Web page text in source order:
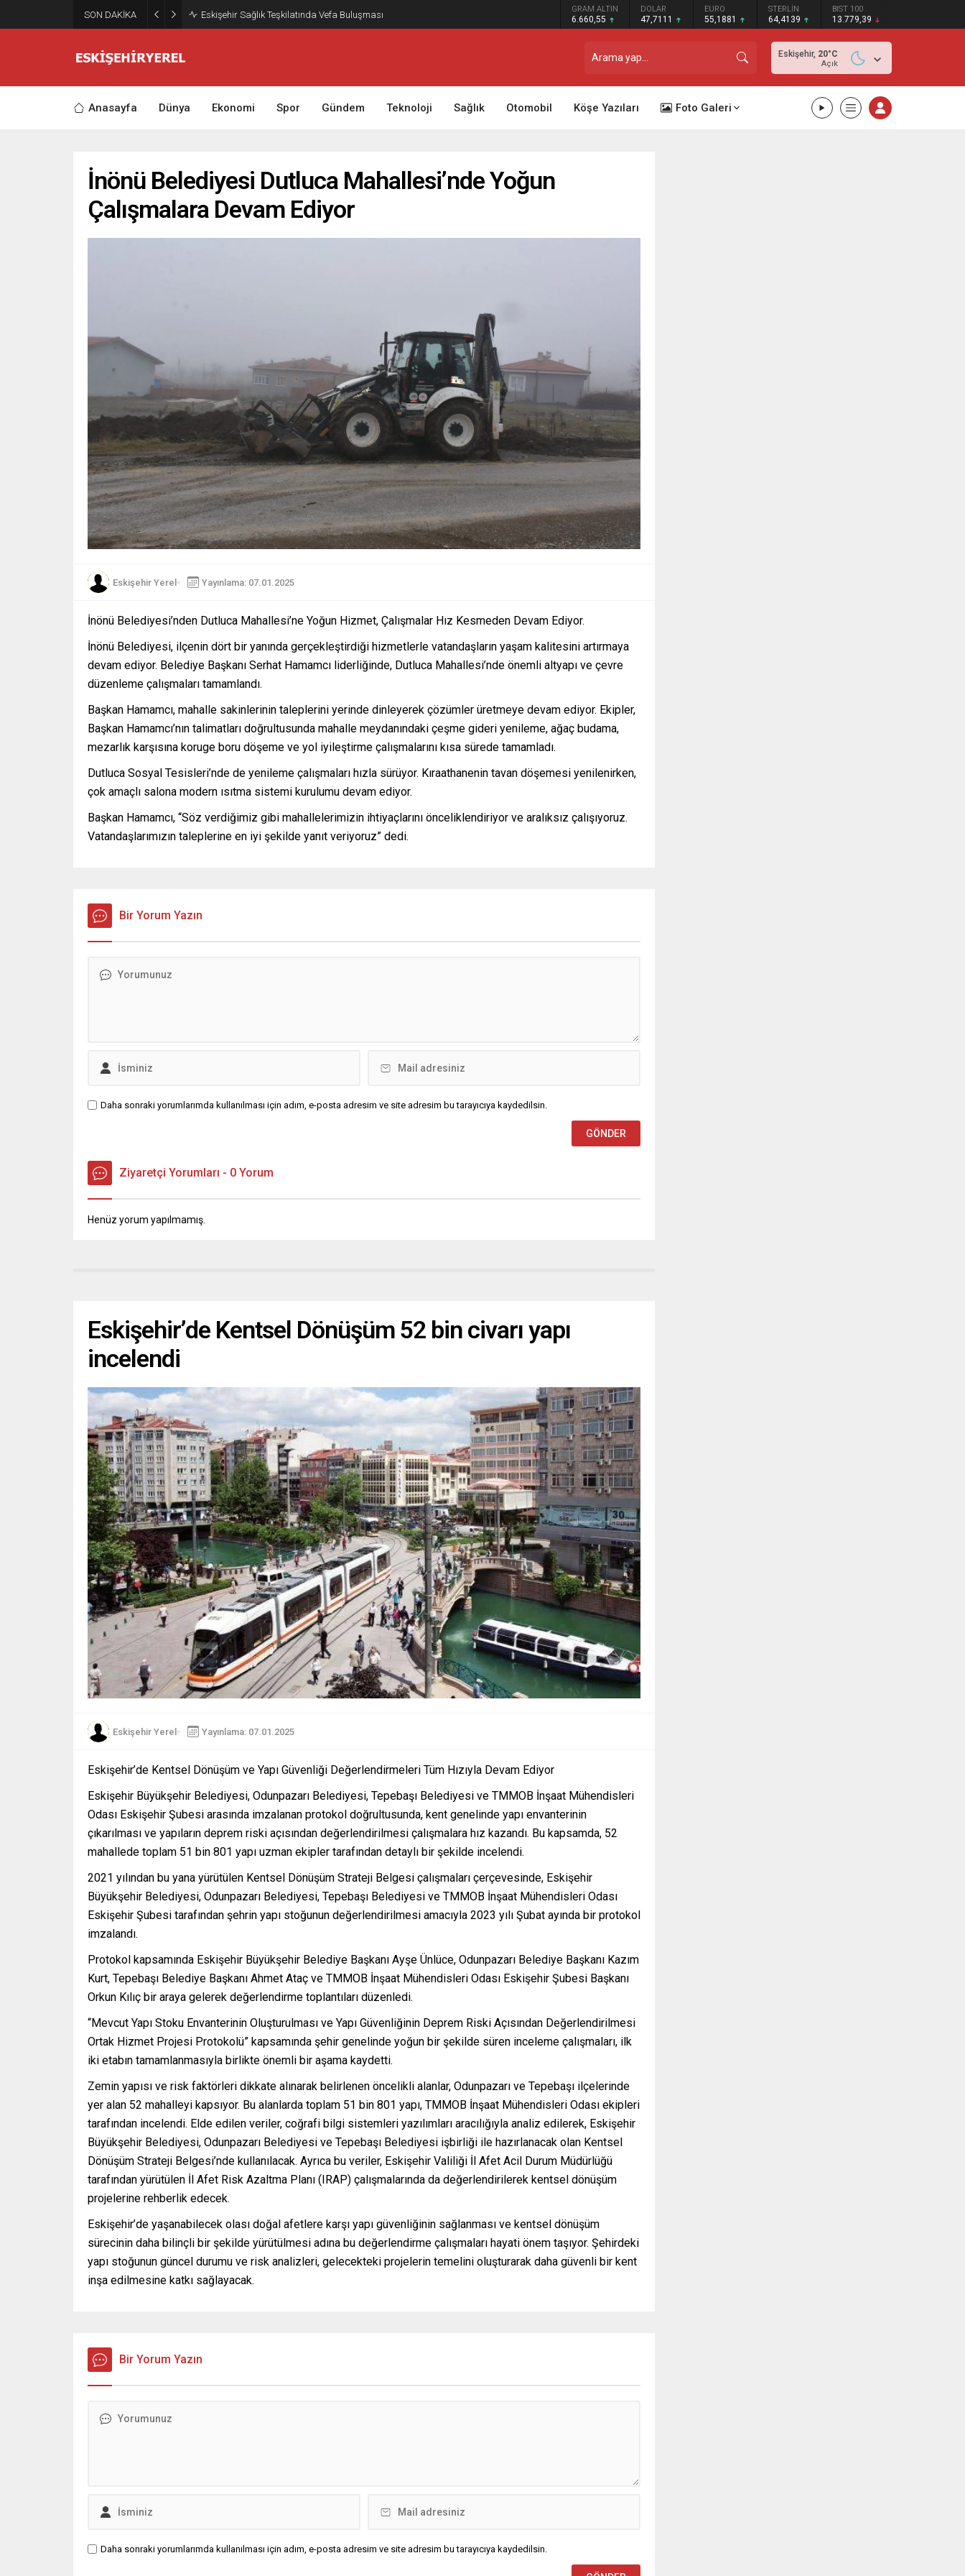
SON DAKİKA Eskişehir Sağlık Teşkilatında Vefa Buluşması GRAM ALTIN
6.660,55
DOLAR
47,7111
EURO
55,1881
STERLİN
64,4139
BIST 100
13.779,39
Eskişehir, 20°C
Açık
Anasayfa Dünya Ekonomi Spor Gündem Teknoloji Sağlık Otomobil Köşe Yazıları Foto Galeri
İnönü Belediyesi Dutluca Mahallesi’nde Yoğun
Çalışmalara Devam Ediyor
Eskişehir Yerel Yayınlama: 07.01.2025
İnönü Belediyesi’nden Dutluca Mahallesi’ne Yoğun Hizmet, Çalışmalar Hız Kesmeden Devam Ediyor.
İnönü Belediyesi, ilçenin dört bir yanında gerçekleştirdiği hizmetlerle vatandaşların yaşam kalitesini artırmaya
devam ediyor. Belediye Başkanı Serhat Hamamcı liderliğinde, Dutluca Mahallesi’nde önemli altyapı ve çevre
düzenleme çalışmaları tamamlandı.
Başkan Hamamcı, mahalle sakinlerinin taleplerini yerinde dinleyerek çözümler üretmeye devam ediyor. Ekipler,
Başkan Hamamcı’nın talimatları doğrultusunda mahalle meydanındaki çeşme gideri yenileme, ağaç budama,
mezarlık karşısına koruge boru döşeme ve yol iyileştirme çalışmalarını kısa sürede tamamladı.
Dutluca Sosyal Tesisleri’nde de yenileme çalışmaları hızla sürüyor. Kıraathanenin tavan döşemesi yenilenirken,
çok amaçlı salona modern ısıtma sistemi kurulumu devam ediyor.
Başkan Hamamcı, “Söz verdiğimiz gibi mahallelerimizin ihtiyaçlarını önceliklendiriyor ve aralıksız çalışıyoruz.
Vatandaşlarımızın taleplerine en iyi şekilde yanıt veriyoruz” dedi.
Bir Yorum Yazın
Daha sonraki yorumlarımda kullanılması için adım, e-posta adresim ve site adresim bu tarayıcıya kaydedilsin.
Ziyaretçi Yorumları - 0 Yorum
Henüz yorum yapılmamış.
Eskişehir’de Kentsel Dönüşüm 52 bin civarı yapı
incelendi
Eskişehir Yerel Yayınlama: 07.01.2025
Eskişehir’de Kentsel Dönüşüm ve Yapı Güvenliği Değerlendirmeleri Tüm Hızıyla Devam Ediyor
Eskişehir Büyükşehir Belediyesi, Odunpazarı Belediyesi, Tepebaşı Belediyesi ve TMMOB İnşaat Mühendisleri
Odası Eskişehir Şubesi arasında imzalanan protokol doğrultusunda, kent genelinde yapı envanterinin
çıkarılması ve yapıların deprem riski açısından değerlendirilmesi çalışmalara hız kazandı. Bu kapsamda, 52
mahallede toplam 51 bin 801 yapı uzman ekipler tarafından detaylı bir şekilde incelendi.
2021 yılından bu yana yürütülen Kentsel Dönüşüm Strateji Belgesi çalışmaları çerçevesinde, Eskişehir
Büyükşehir Belediyesi, Odunpazarı Belediyesi, Tepebaşı Belediyesi ve TMMOB İnşaat Mühendisleri Odası
Eskişehir Şubesi tarafından şehrin yapı stoğunun değerlendirilmesi amacıyla 2023 yılı Şubat ayında bir protokol
imzalandı.
Protokol kapsamında Eskişehir Büyükşehir Belediye Başkanı Ayşe Ünlüce, Odunpazarı Belediye Başkanı Kazım
Kurt, Tepebaşı Belediye Başkanı Ahmet Ataç ve TMMOB İnşaat Mühendisleri Odası Eskişehir Şubesi Başkanı
Orkun Kılıç bir araya gelerek değerlendirme toplantıları düzenledi.
“Mevcut Yapı Stoku Envanterinin Oluşturulması ve Yapı Güvenliğinin Deprem Riski Açısından Değerlendirilmesi
Ortak Hizmet Projesi Protokolü” kapsamında şehir genelinde yoğun bir şekilde süren inceleme çalışmaları, ilk
iki etabın tamamlanmasıyla birlikte önemli bir aşama kaydetti.
Zemin yapısı ve risk faktörleri dikkate alınarak belirlenen öncelikli alanlar, Odunpazarı ve Tepebaşı ilçelerinde
yer alan 52 mahalleyi kapsıyor. Bu alanlarda toplam 51 bin 801 yapı, TMMOB İnşaat Mühendisleri Odası ekipleri
tarafından incelendi. Elde edilen veriler, coğrafi bilgi sistemleri yazılımları aracılığıyla analiz edilerek, Eskişehir
Büyükşehir Belediyesi, Odunpazarı Belediyesi ve Tepebaşı Belediyesi işbirliği ile hazırlanacak olan Kentsel
Dönüşüm Strateji Belgesi’nde kullanılacak. Ayrıca bu veriler, Eskişehir Valiliği İl Afet Acil Durum Müdürlüğü
tarafından yürütülen İl Afet Risk Azaltma Planı (IRAP) çalışmalarında da değerlendirilerek kentsel dönüşüm
projelerine rehberlik edecek.
Eskişehir’de yaşanabilecek olası doğal afetlere karşı yapı güvenliğinin sağlanması ve kentsel dönüşüm
sürecinin daha bilinçli bir şekilde yürütülmesi adına bu değerlendirme çalışmaları hayati önem taşıyor. Şehirdeki
yapı stoğunun güncel durumu ve risk analizleri, gelecekteki projelerin temelini oluşturarak daha güvenli bir kent
inşa edilmesine katkı sağlayacak.
Bir Yorum Yazın
Daha sonraki yorumlarımda kullanılması için adım, e-posta adresim ve site adresim bu tarayıcıya kaydedilsin.